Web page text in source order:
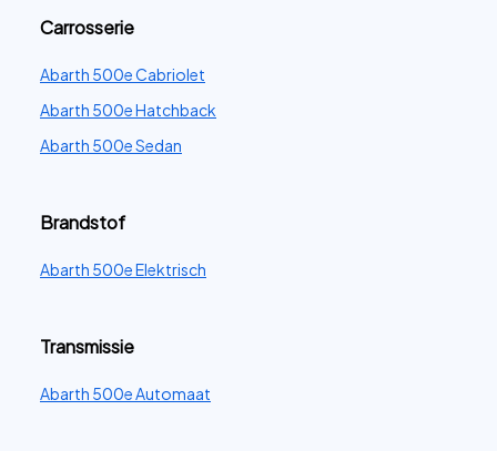
Carrosserie
Abarth 500e Cabriolet
Abarth 500e Hatchback
Abarth 500e Sedan
Brandstof
Abarth 500e Elektrisch
Transmissie
Abarth 500e Automaat